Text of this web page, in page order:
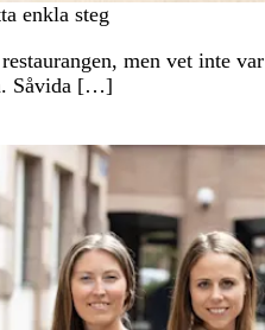
enkla steg
men vet inte var
Såvida […]